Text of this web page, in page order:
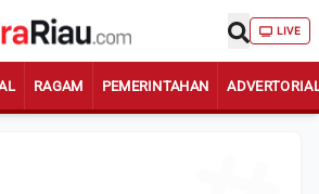
LIVE
RAGAM PEMERINTAHAN